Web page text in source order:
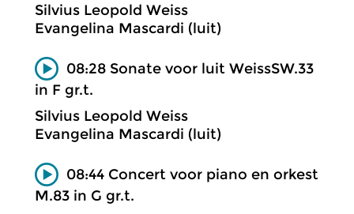
Silvius Leopold Weiss
Evangelina Mascardi (luit)
08:28 Sonate voor luit WeissSW.33
in F gr.t.
Silvius Leopold Weiss
Evangelina Mascardi (luit)
08:44 Concert voor piano en orkest
M.83 in G gr.t.